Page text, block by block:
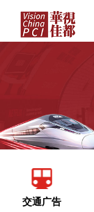
交通广告